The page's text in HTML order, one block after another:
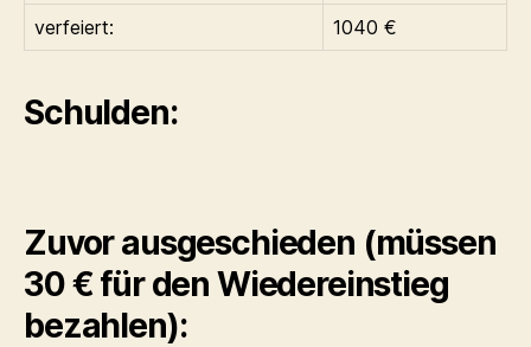
verfeiert:
1040 €
Schulden:
Zuvor ausgeschieden (müssen
30 € für den Wiedereinstieg
bezahlen):